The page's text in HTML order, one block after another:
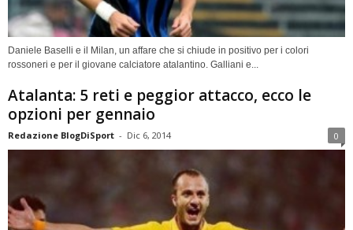
Daniele Baselli e il Milan, un affare che si chiude in positivo per i colori
rossoneri e per il giovane calciatore atalantino. Galliani e...
Atalanta: 5 reti e peggior attacco, ecco le
opzioni per gennaio
Redazione BlogDiSport - Dic 6, 2014 0